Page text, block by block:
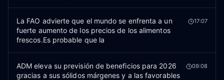
La FAO advierte que el mundo se enfrenta a un
fuerte aumento de los precios de los alimentos
frescos.Es probable que la
17:07
ADM eleva su previsión de beneficios para 2026
gracias a sus sólidos márgenes y a las favorables
09:08